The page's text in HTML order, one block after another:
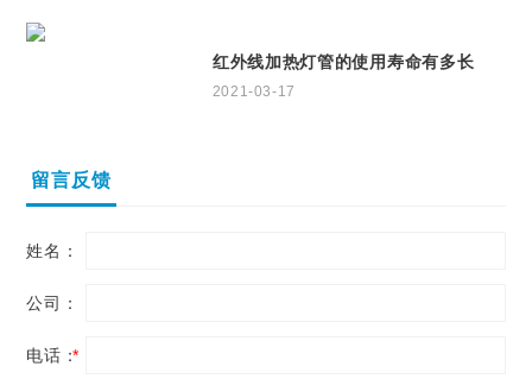
红外线加热灯管的使用寿命有多长
2021-03-17
留言反馈
姓名：
公司：
电话：
*